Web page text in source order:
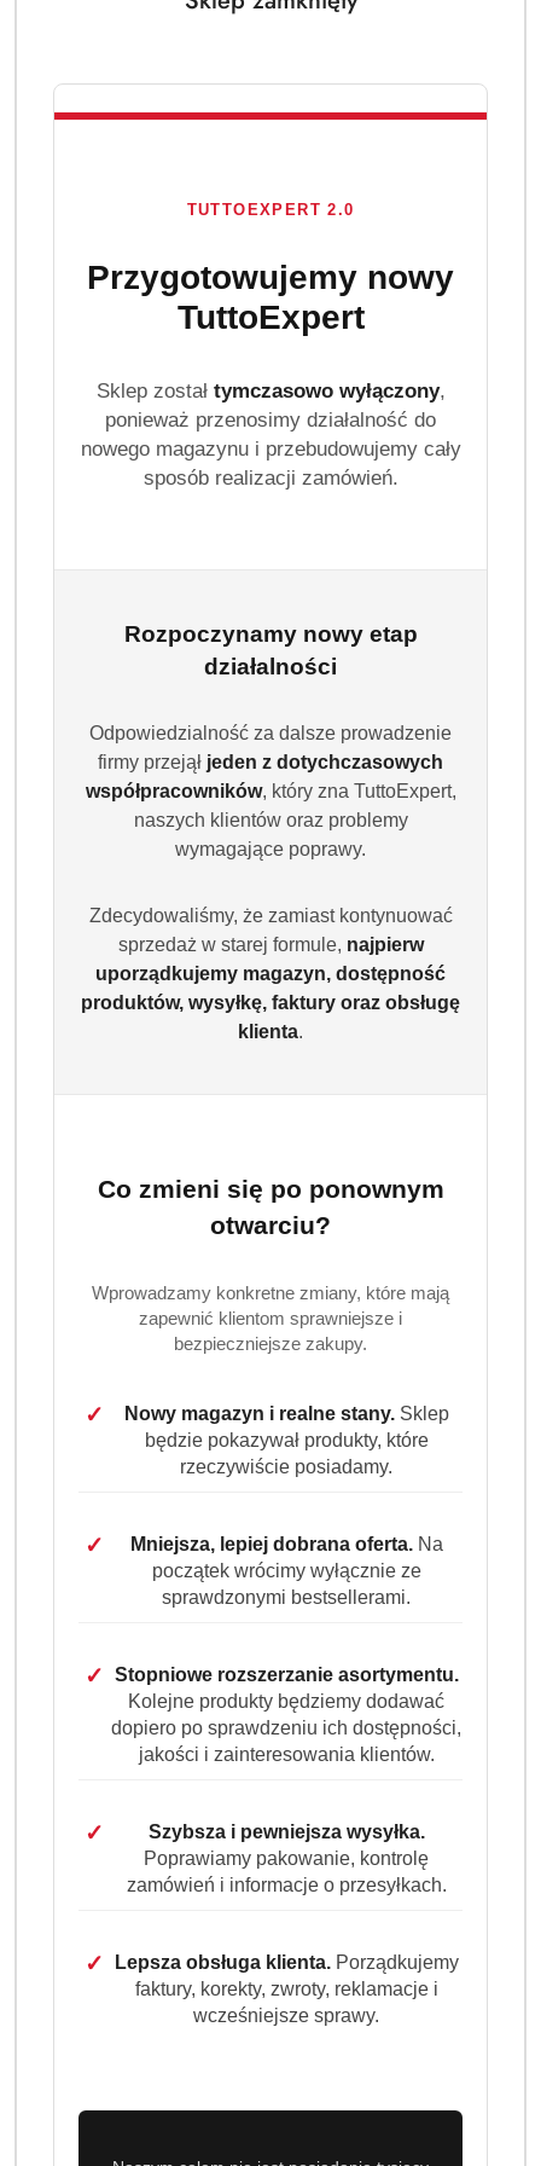
(0)
Brak towaru
ARIEL KAPSUŁKI DO PRANIA KOLORU
Program lojalnościowy dostępny jest tylko dla
zalogowanych klientów.
Do koszyka
Dostępność
3 dni
8700216764186
TUTTOEXPERT 2.0
Przygotowujemy nowy
TuttoExpert
Sklep został tymczasowo wyłączony,
ponieważ przenosimy działalność do
nowego magazynu i przebudowujemy cały
sposób realizacji zamówień.
Rozpoczynamy nowy etap
działalności
Odpowiedzialność za dalsze prowadzenie
firmy przejął jeden z dotychczasowych
współpracowników, który zna TuttoExpert,
naszych klientów oraz problemy
wymagające poprawy.
Zdecydowaliśmy, że zamiast kontynuować
sprzedaż w starej formule, najpierw
uporządkujemy magazyn, dostępność
produktów, wysyłkę, faktury oraz obsługę
klienta.
Co zmieni się po ponownym
otwarciu?
Wprowadzamy konkretne zmiany, które mają
zapewnić klientom sprawniejsze i
bezpieczniejsze zakupy.
✓ Nowy magazyn i realne stany.Sklep
będzie pokazywał produkty, które
rzeczywiście posiadamy.
✓ Mniejsza, lepiej dobrana oferta.Na
początek wrócimy wyłącznie ze
sprawdzonymi bestsellerami.
✓
Stopniowe rozszerzanie asortymentu.
Kolejne produkty będziemy dodawać
dopiero po sprawdzeniu ich dostępności,
jakości i zainteresowania klientów.
✓
Szybsza i pewniejsza wysyłka.
Poprawiamy pakowanie, kontrolę
zamówień i informacje o przesyłkach.
✓ Lepsza obsługa klienta.Porządkujemy
faktury, korekty, zwroty, reklamacje i
wcześniejsze sprawy.